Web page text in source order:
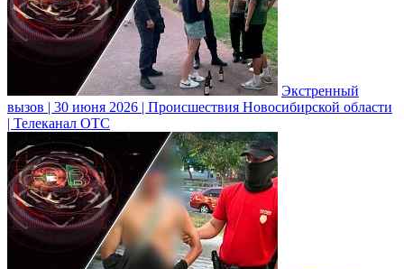
Экстренный
вызов | 30 июня 2026 | Происшествия Новосибирской области
| Телеканал ОТС